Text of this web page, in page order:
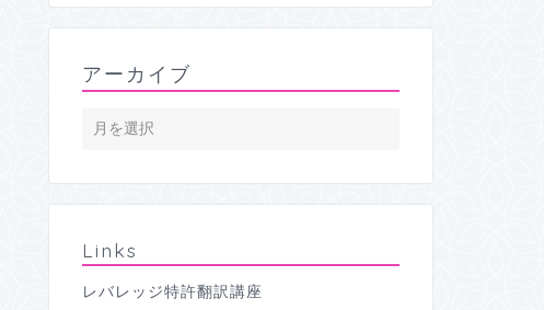
アーカイブ
Links
レバレッジ特許翻訳講座